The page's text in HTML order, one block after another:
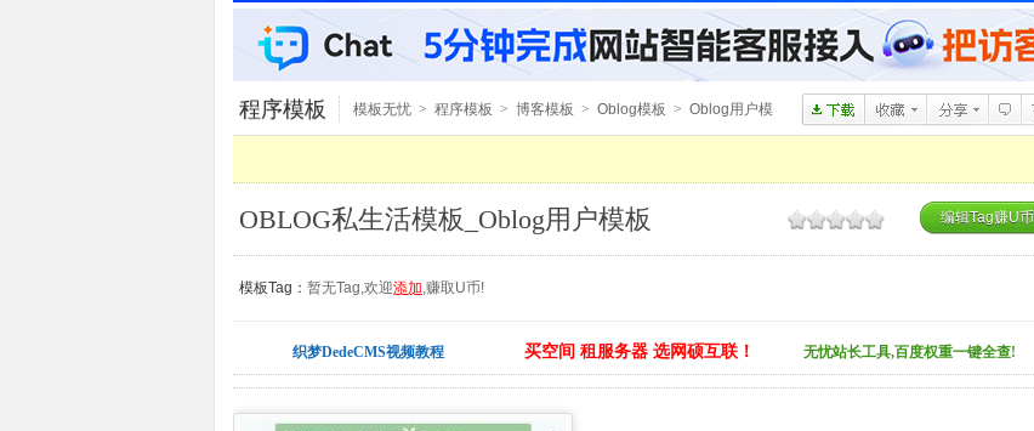
程序模板 模板无忧 > 程序模板 > 博客模板 > Oblog模板 > Oblog用户模
板 >
OBLOG私生活模板_Oblog用户模板 编辑Tag赚U币
模板Tag： 暂无Tag,欢迎添加,赚取U币!
织梦DedeCMS视频教程 买空间 租服务器 选网硕互联！ 无忧站长工具,百度权重一键全查!